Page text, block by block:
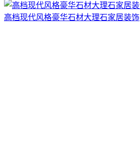
高档现代风格豪华石材大理石家居装饰